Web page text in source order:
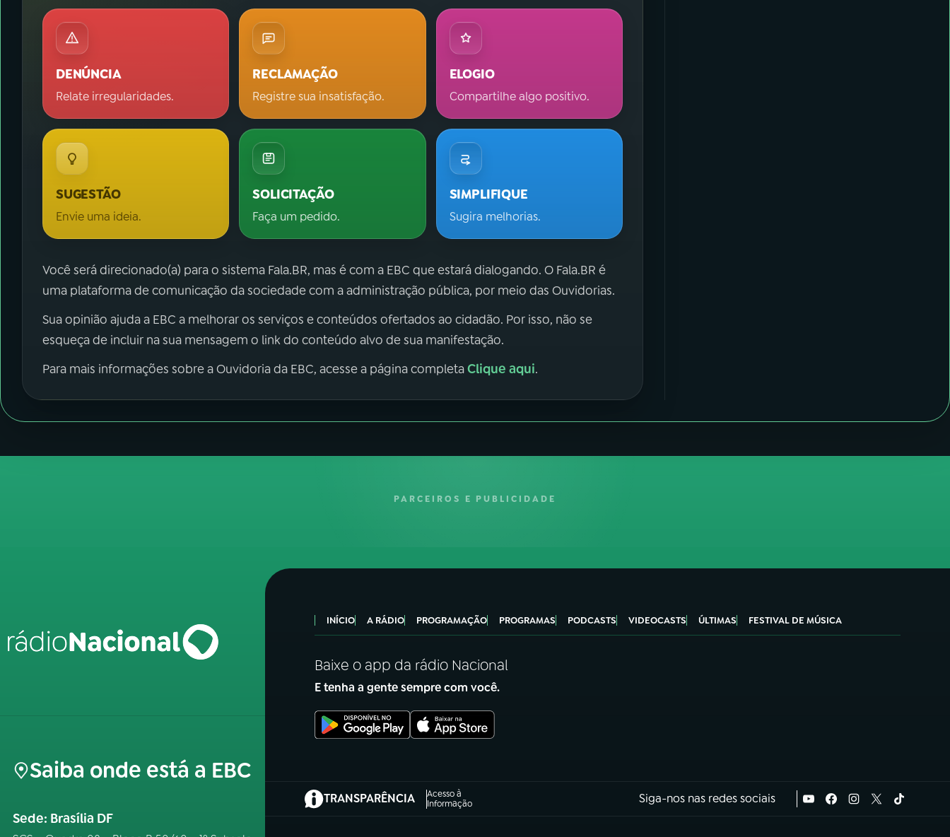
DENÚNCIA
Relate irregularidades.
RECLAMAÇÃO
Registre sua insatisfação.
ELOGIO
Compartilhe algo positivo.
SUGESTÃO
Envie uma ideia.
SOLICITAÇÃO
Faça um pedido.
SIMPLIFIQUE
Sugira melhorias.
Você será direcionado(a) para o sistema Fala.BR, mas é com a EBC que estará dialogando. O Fala.BR é
uma plataforma de comunicação da sociedade com a administração pública, por meio das Ouvidorias.
Sua opinião ajuda a EBC a melhorar os serviços e conteúdos ofertados ao cidadão. Por isso, não se
esqueça de incluir na sua mensagem o link do conteúdo alvo de sua manifestação.
Para mais informações sobre a Ouvidoria da EBC, acesse a página completaClique aqui.
PARCEIROS E PUBLICIDADE
Saiba onde está a EBC
Sede: Brasília DF
INÍCIO A RÁDIO PROGRAMAÇÃO PROGRAMAS PODCASTS VIDEOCASTS ÚLTIMAS FESTIVAL DE MÚSICA
Baixe o app da rádio Nacional
E tenha a gente sempre com você.
TRANSPARÊNCIA
Acesso à
Informação
(abre em nova aba) Siga-nos nas redes sociais